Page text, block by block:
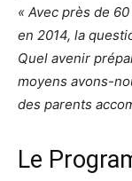
« Avec près de
en 2014, la
Quel avenir
moyens avons-
des parents
Le